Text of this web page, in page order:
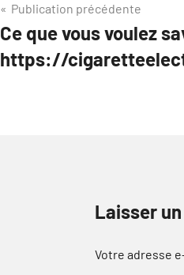
Navigation
de
l’article
Publication précédente
Ce que vous voulez
https://
Laisser
Votre adresse